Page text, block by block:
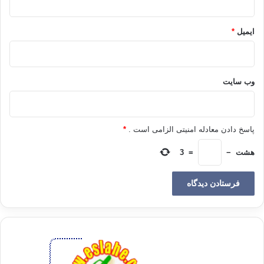
ئایا تۆ ئامادەی بۆ دەستپێکردنی سەرەتا و تەواوکردنی کۆتاییەکەی ؟
، وە لە بەرکردنەوەی پۆشاکی سپی ..؟
ئایا بێزار نە بووی لە پۆشاکی پیس ؟
ئایا دڵ تەنگ نە بووی بە لەبەرکردنی پۆشاکی تەسک و تەنک؟
ئایا بێزار نەبووی لە سووڕانەوە وگەڕان لە ڕێگا و باندا؟
ئایا ناتەوێت جارێکی تر هەوای پاک هەڵمژیت کە سنگت پێشو‌ازی بکات؟
ایمیل *
وب‌ سایت
پاسخ دادن معادله امنیتی الزامی است . *
هشت −
=
3